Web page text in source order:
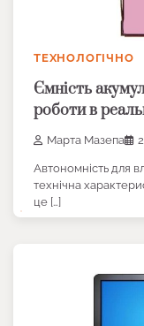
ТЕХНОЛОГІЧНО
Ємність
роботи в
Марта Мазепа
Автономність для
технічна
це […]